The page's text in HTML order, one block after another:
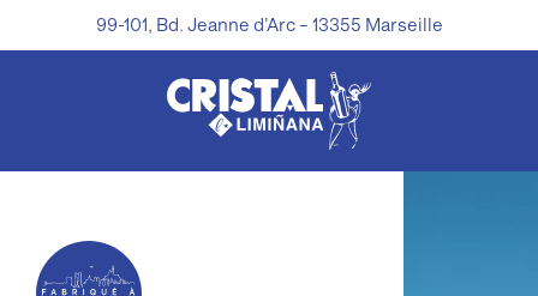
99-101, Bd. Jeanne d’Arc – 13355 Marseille